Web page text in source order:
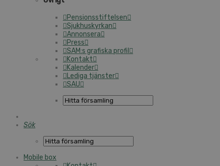
Pensionsstiftelsen
Sjukhuskyrkan
Annonsera
Press
SAM:s grafiska profil
Kontakt
Kalender
Lediga tjänster
SAU
Sök
Mobile box